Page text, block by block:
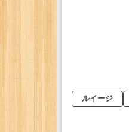
ルイージ